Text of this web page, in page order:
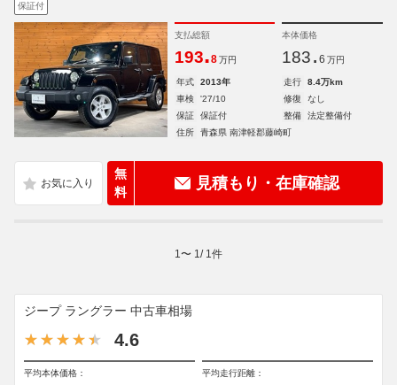
保証付
支払総額
193.8 万円
本体価格
183. 6 万円
年式 2013年 走行
8.4万km
車検
'27/10 修復
なし
保証
保証付 整備
法定整備付
住所
青森県 南津軽郡藤崎町
無
料
見積もり・在庫確認
1 〜 1 / 1 件
ジープ ラングラー 中古車相場
4.6
平均本体価格： 平均走行距離：